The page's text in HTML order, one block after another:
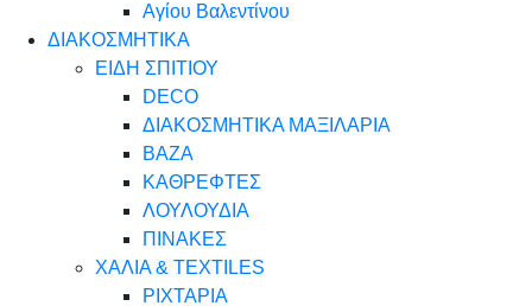
Αγίου Βαλεντίνου
ΔΙΑΚΟΣΜΗΤΙΚΑ
ΕΙΔΗ ΣΠΙΤΙΟΥ
DECO
ΔΙΑΚΟΣΜΗΤΙΚΑ ΜΑΞΙΛΑΡΙΑ
ΒΑΖΑ
ΚΑΘΡΕΦΤΕΣ
ΛΟΥΛΟΥΔΙΑ
ΠΙΝΑΚΕΣ
ΧΑΛΙΑ & TEXTILES
ΡΙΧΤΑΡΙΑ